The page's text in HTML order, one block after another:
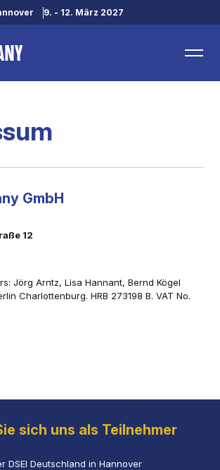
9. - 12. März 2027
GmbH
12
Jörg Arntz, Lisa Hannant, Bernd Kögel
Charlottenburg. HRB 273198 B. VAT No.
sich uns als Teilnehmer
DSEI Deutschland in Hannover